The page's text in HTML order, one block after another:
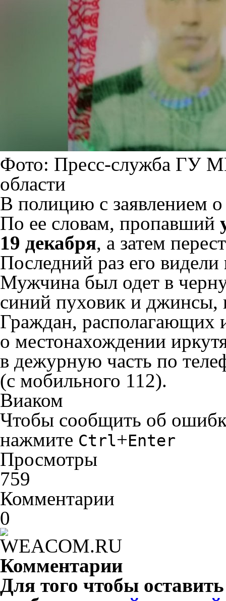
Фото: Пресс-служба ГУ
области
В полицию с заявлением о
По ее словам, пропавший
19 декабря, а затем
Последний раз его видели
Мужчина был одет в
синий пуховик и джинсы,
Граждан, располагающих
о местонахождении
в дежурную часть по
(с мобильного 112).
Виаком
Чтобы сообщить об
нажмите Ctrl+Enter
Просмотры
759
Комментарии
0
Комментарии
Для того чтобы